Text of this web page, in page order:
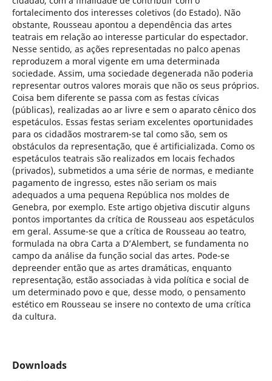
fortalecimento dos interesses coletivos (do Estado). Não
obstante, Rousseau apontou a dependência das artes
teatrais em relação ao interesse particular do espectador.
Nesse sentido, as ações representadas no palco apenas
reproduzem a moral vigente em uma determinada
sociedade. Assim, uma sociedade degenerada não poderia
representar outros valores morais que não os seus próprios.
Coisa bem diferente se passa com as festas cívicas
(públicas), realizadas ao ar livre e sem o aparato cênico dos
espetáculos. Essas festas seriam excelentes oportunidades
para os cidadãos mostrarem-se tal como são, sem os
obstáculos da representação, que é artificializada. Como os
espetáculos teatrais são realizados em locais fechados
(privados), submetidos a uma série de normas, e mediante
pagamento de ingresso, estes não seriam os mais
adequados a uma pequena República nos moldes de
Genebra, por exemplo. Este artigo objetiva discutir alguns
pontos importantes da crítica de Rousseau aos espetáculos
em geral. Assume-se que a crítica de Rousseau ao teatro,
formulada na obra Carta a D’Alembert, se fundamenta no
campo da análise da função social das artes. Pode-se
depreender então que as artes dramáticas, enquanto
representação, estão associadas à vida política e social de
um determinado povo e que, desse modo, o pensamento
estético em Rousseau se insere no contexto de uma crítica
da cultura.
Downloads